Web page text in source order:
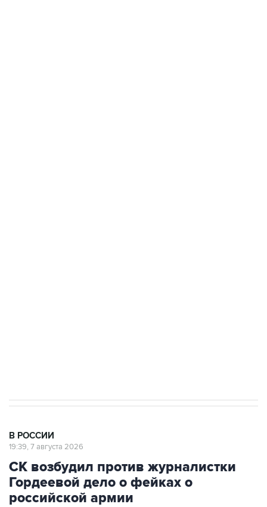
В РОССИИ
19:39, 7 августа 2026
СК возбудил против журналистки
Гордеевой дело о фейках о
российской армии